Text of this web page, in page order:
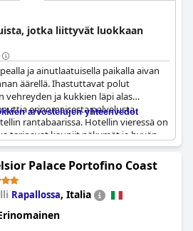
jotka liittyvät luokkaan
ja ainutlaatuisella paikalla aivan
äärellä. Ihastuttavat polut
ja kukkien läpi alas
erinomaisesta palvelusta
rantabaarissa. Hotellin vieressä on
tarjoavat kauniit näkymät ja hyvän
Hotellin rannan vieressä olevat
ovat huippuluokkaa, mikä tekee siitä
Itse ranta on
kauniit merinäköalat. Kaiken
ja upean
vieraat kunnioituksen valtaan.
arvostelujen yhteenvedot
Palace Portofino Coast
Rapallossa, Italia